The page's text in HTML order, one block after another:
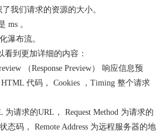
我们请求的资源的大小。
ms 。
瀑布流。
到更加详细的内容：
（Response Preview） 响应信息预
HTML 代码， Cookies ，Timing 整个请求
为请求的URL， Request Method 为请求的
态码， Remote Address 为远程服务器的地